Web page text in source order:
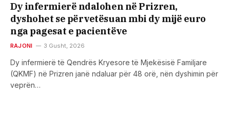
Dy infermierë ndalohen në Prizren,
dyshohet se përvetësuan mbi dy mijë euro
nga pagesat e pacientëve
RAJONI 3 Gusht, 2026
Dy infermierë të Qendrës Kryesore të Mjekësisë Familjare
(QKMF) në Prizren janë ndaluar për 48 orë, nën dyshimin për
veprën…